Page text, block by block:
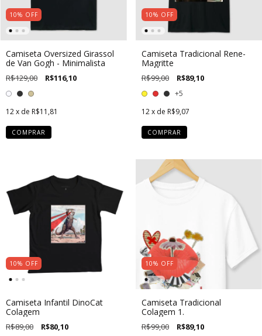
10% OFF
Camiseta Oversized Girassol
de Van Gogh - Minimalista
R$129,00 R$116,10
12x de R$11,81
COMPRAR
10% OFF
Camiseta Tradicional Rene-
Magritte
R$99,00 R$89,10
+5
12 x de R$9,07
COMPRAR
10% OFF
Camiseta Infantil DinoCat
Colagem
R$89,00 R$80,10
10% OFF
Camiseta Tradicional
Colagem 1.
R$99,00 R$89,10